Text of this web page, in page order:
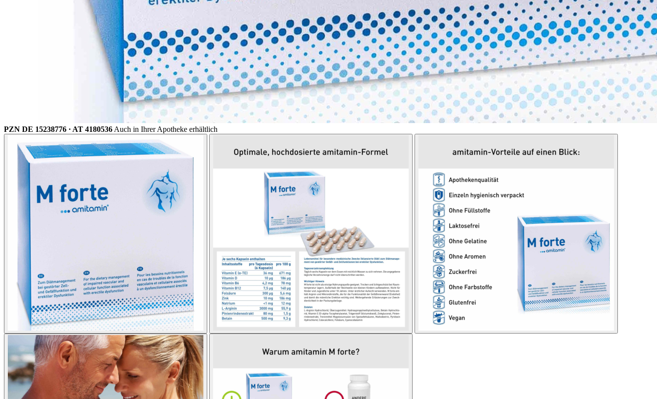
PZN DE 15238776 · AT 4180536Auch in Ihrer Apotheke erhältlich